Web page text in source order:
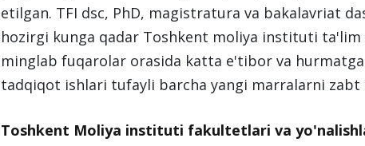
etilgan. TFI dsc, PhD, magistratura va bakalavriat
hozirgi kunga qadar Toshkent moliya instituti
minglab fuqarolar orasida katta e'tibor va
tadqiqot ishlari tufayli barcha yangi marralarni zabt
Toshkent Moliya instituti fakultetlari va